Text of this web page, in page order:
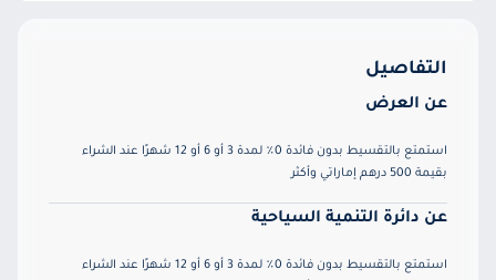
التفاصيل
عن العرض
استمتع بالتقسيط بدون فائدة 0٪ لمدة 3 أو 6 أو 12 شهرًا عند الشراء
بقيمة 500 درهم إماراتي وأكثر
عن دائرة التنمية السياحية
استمتع بالتقسيط بدون فائدة 0٪ لمدة 3 أو 6 أو 12 شهرًا عند الشراء